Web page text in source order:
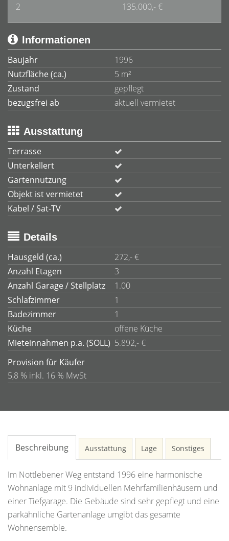
2
135.000,- €
Informationen
Baujahr
1996
Nutzfläche (ca.)
5 m²
Zustand
gepflegt
bezugsfrei ab
aktuell vermietet
Ausstattung
Terrasse
Unterkellert
Gartennutzung
Objekt ist vermietet
Kabel / Sat-TV
Details
Hausgeld (ca.)
272,- €
Anzahl Etagen
3
Anzahl Garage / Stellplatz
1.00
Schlafzimmer
1
Badezimmer
1
Küche
offene Küche
Mieteinnahmen p.a. (SOLL) 5.892,- €
Provision für Käufer
5,8 % inkl. 16 % MwSt
Beschreibung Ausstattung Lage Sonstiges
Im Nottlebener Weg entstand 1996 eine harmonische
Wohnanlage mit 9 individuellen Mehrfamilienhäusern und
einer Tiefgarage. Die Gebäude sind sehr gepflegt und eine
parkähnliche Gartenanlage umgibt das gesamte
Wohnensemble.